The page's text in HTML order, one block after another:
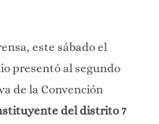
este sábado el
presentó al segundo
de la Convención
del distrito 7